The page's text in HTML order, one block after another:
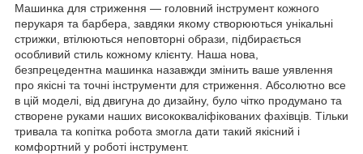
Машинка для стриження — головний інструмент кожного
перукаря та барбера, завдяки якому створюються унікальні
стрижки, втілюються неповторні образи, підбирається
особливий стиль кожному клієнту. Наша нова,
безпрецедентна машинка назавжди змінить ваше уявлення
про якісні та точні інструменти для стриження. Абсолютно все
в цій моделі, від двигуна до дизайну, було чітко продумано та
створене руками наших висококваліфікованих фахівців. Тільки
тривала та копітка робота змогла дати такий якісний і
комфортний у роботі інструмент.